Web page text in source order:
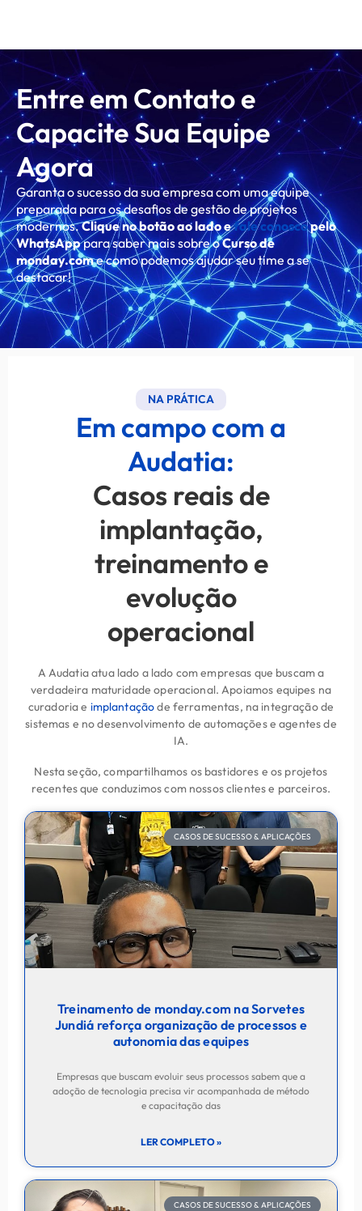
Entre em Contato e
Capacite Sua Equipe
Agora
Garanta o sucesso da sua empresa com uma equipe
preparada para os desafios de gestão de projetos
modernos.Clique no botão ao lado efale conoscopelo
WhatsApppara saber mais sobre oCurso de
monday.come como podemos ajudar seu time a se
destacar!
NA PRÁTICA
Em campo com a
Audatia:
Casos reais de
implantação,
treinamento e
evolução
operacional
A Audatia atua lado a lado com empresas que buscam a
verdadeira maturidade operacional. Apoiamos equipes na
curadoria e implantaçãode ferramentas, na integração de
sistemas e no desenvolvimento de automações e agentes de
IA.
Nesta seção, compartilhamos os bastidores e os projetos
recentes que conduzimos com nossos clientes e parceiros.
CASOS DE SUCESSO & APLICAÇÕES
Treinamento de monday.com na Sorvetes
Jundiá reforça organização de processos e
autonomia das equipes
Empresas que buscam evoluir seus processos sabem que a
adoção de tecnologia precisa vir acompanhada de método
e capacitação das
LER COMPLETO »
CASOS DE SUCESSO & APLICAÇÕES